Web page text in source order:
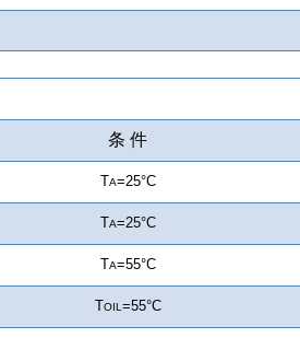
条 件
TA=25°C
TA=25°C
TA=55°C
TOIL=55°C